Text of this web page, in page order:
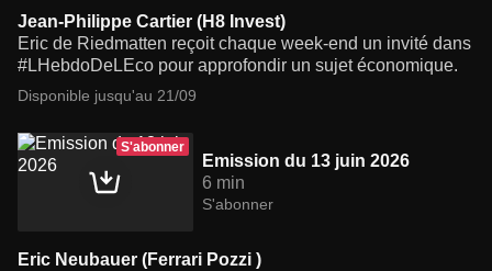
Jean-Philippe Cartier (H8 Invest)
Eric de Riedmatten reçoit chaque week-end un invité dans
#LHebdoDeLEco pour approfondir un sujet économique.
Disponible jusqu'au 21/09
S'abonner
Emission du 13 juin 2026
6 min
S'abonner
Eric Neubauer (Ferrari Pozzi )